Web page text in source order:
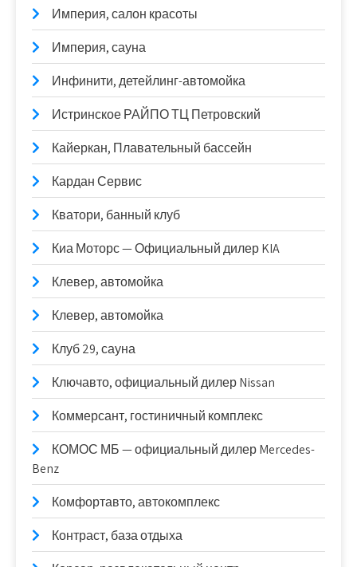
Империя, салон красоты
Империя, сауна
Инфинити, детейлинг-автомойка
Истринское РАЙПО ТЦ Петровский
Кайеркан, Плавательный бассейн
Кардан Сервис
Кватори, банный клуб
Киа Моторс — Официальный дилер KIA
Клевер, автомойка
Клевер, автомойка
Клуб 29, сауна
Ключавто, официальный дилер Nissan
Коммерсант, гостиничный комплекс
КОМОС МБ — официальный дилер Mercedes-
Benz
Комфортавто, автокомплекс
Контраст, база отдыха